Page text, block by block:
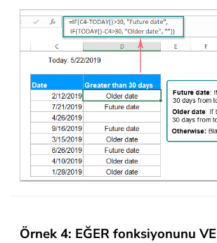
Örnek 4: EĞER fonksiyonunu